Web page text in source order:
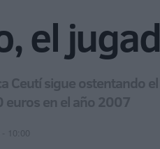
el
Ceutí sigue ostentando
en el año 2007
10:00